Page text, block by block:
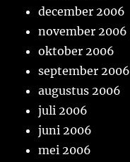
december 2006
november 2006
oktober 2006
september 2006
augustus 2006
juli 2006
juni 2006
mei 2006